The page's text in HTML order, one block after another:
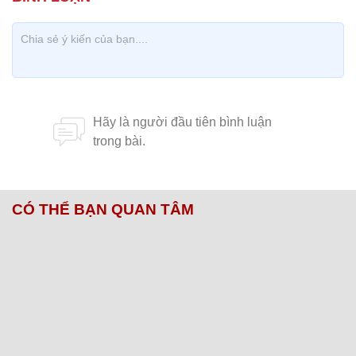
CÓ THỂ BẠN QUAN TÂM